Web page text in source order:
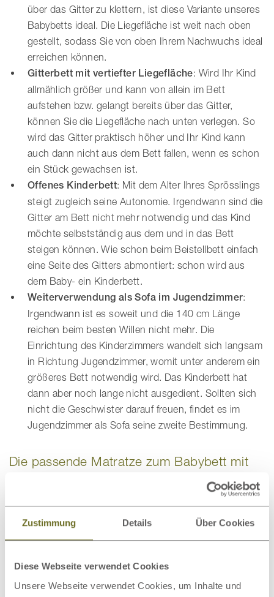
Zustimmung Details Über Cookies
Diese Webseite verwendet Cookies
Unsere Webseite verwendet Cookies, um Inhalte und
über das Gitter zu klettern, ist diese Variante unseres
Babybetts ideal. Die Liegefläche ist weit nach oben
gestellt, sodass Sie von oben Ihrem Nachwuchs ideal
erreichen können.
Gitterbett mit vertiefter Liegefläche: Wird Ihr Kind
allmählich größer und kann von allein im Bett
aufstehen bzw. gelangt bereits über das Gitter,
können Sie die Liegefläche nach unten verlegen. So
wird das Gitter praktisch höher und Ihr Kind kann
auch dann nicht aus dem Bett fallen, wenn es schon
ein Stück gewachsen ist.
Offenes Kinderbett: Mit dem Alter Ihres Sprösslings
steigt zugleich seine Autonomie. Irgendwann sind die
Gitter am Bett nicht mehr notwendig und das Kind
möchte selbstständig aus dem und in das Bett
steigen können. Wie schon beim Beistellbett einfach
eine Seite des Gitters abmontiert: schon wird aus
dem Baby- ein Kinderbett.
Weiterverwendung als Sofa im Jugendzimmer:
Irgendwann ist es soweit und die 140 cm Länge
reichen beim besten Willen nicht mehr. Die
Einrichtung des Kinderzimmers wandelt sich langsam
in Richtung Jugendzimmer, womit unter anderem ein
größeres Bett notwendig wird. Das Kinderbett hat
dann aber noch lange nicht ausgedient. Sollten sich
nicht die Geschwister darauf freuen, findet es im
Jugendzimmer als Sofa seine zweite Bestimmung.
Die passende Matratze zum Babybett mit
Babymatratze aus Kokosfasern und Naturlatex
mitbestellen. Unsere Kokosmatratze mit Naturlatex ist
die nötige Stabilität, die es in der Wachstumsphase
benötigt. Alternativ dazu bieten wir die etwas weichere